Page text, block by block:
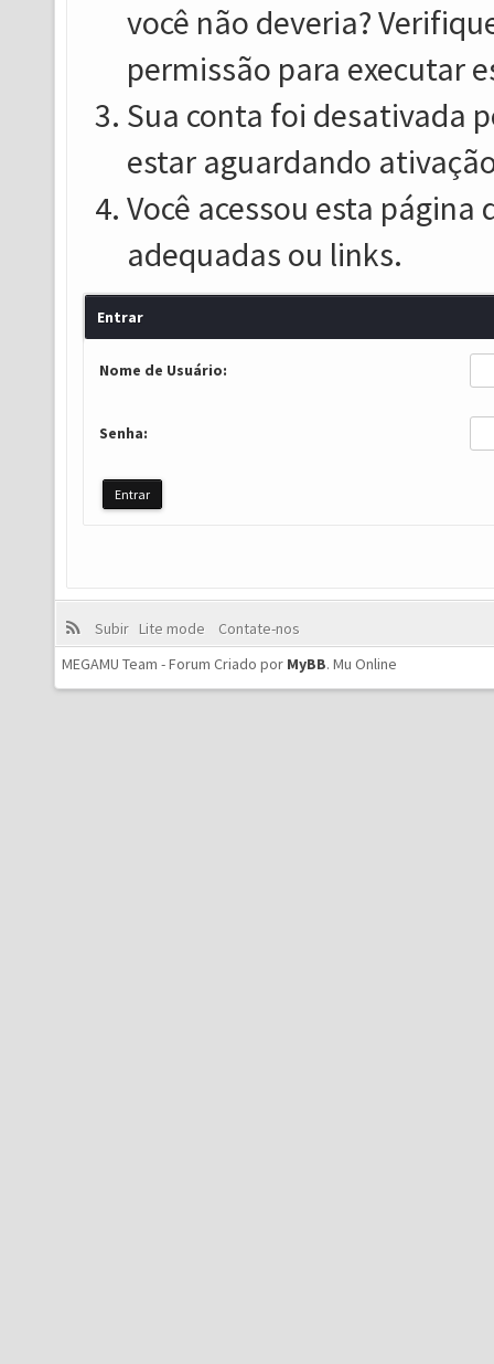
você não deveria?
permissão para executar
Sua conta foi desativada
estar aguardando
Você acessou esta
adequadas ou links.
Entrar
Nome de Usuário:
Senha:
Subir Lite mode
Contate-nos
MEGAMU Team - Forum Criado por MyBB. Mu Online